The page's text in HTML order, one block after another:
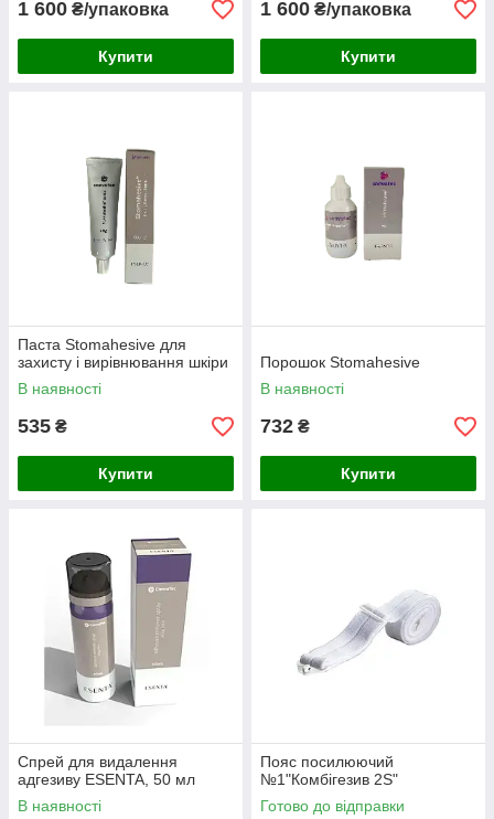
1 600 ₴/упаковка
Купити
1 600 ₴/упаковка
Купити
Паста Stomahesive для
захисту і вирівнювання шкіри
В наявності
535 ₴
Купити
Порошок Stomahesive
В наявності
732 ₴
Купити
Спрей для видалення
адгезиву ESENTA, 50 мл
В наявності
Пояс посилюючий
№1"Комбігезив 2S"
Готово до відправки